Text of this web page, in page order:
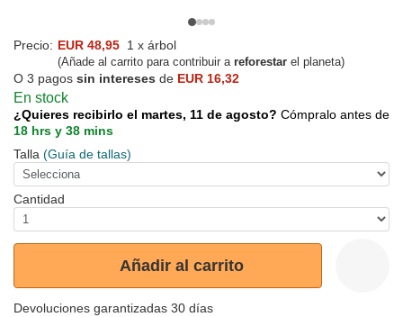
Precio: EUR 48,95 1 x árbol
(Añade al carrito para contribuir a reforestar el planeta)
O 3 pagos sin intereses de EUR 16,32
En stock
¿Quieres recibirlo el martes, 11 de agosto? Cómpralo antes de
18 hrs y 38 mins
Talla (Guía de tallas)
Cantidad
Añadir al carrito
Devoluciones garantizadas 30 días